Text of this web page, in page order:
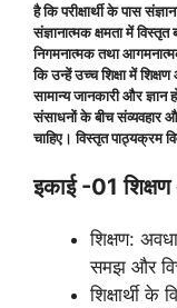
है कि परीक्षार्थी के पास
संज्ञानात्मक क्षमता में
निगमनात्मक तथा
कि उन्हें उच्च शिक्षा में
सामान्य जानकारी और
संसाधनों के बीच संव्यवहार
चाहिए। विस्तृत पाठ्यक्रम
इकाई -01
शिक्षण:
समझ और
शिक्षार्थी के